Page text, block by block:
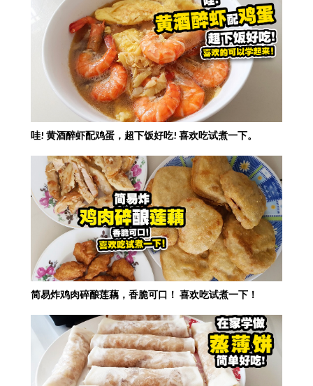
哇! 黄酒醉虾配鸡蛋，超下饭好吃! 喜欢吃试煮一下。
简易炸鸡肉碎酿莲藕，香脆可口！ 喜欢吃试煮一下！